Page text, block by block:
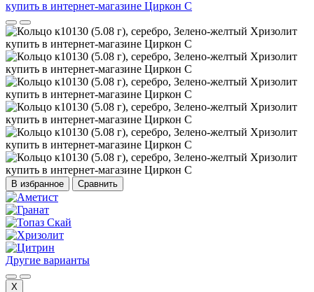
В избранное Сравнить
Другие варианты
X